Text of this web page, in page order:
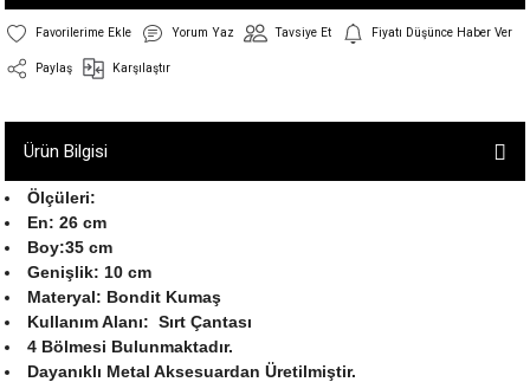
Yorum Yaz Tavsiye Et Fiyatı Düşünce Haber Ver
Paylaş Karşılaştır
Ürün Bilgisi
Ölçüleri:
En: 26 cm
Boy:35 cm
Genişlik: 10 cm
Materyal: Bondit Kumaş
Kullanım Alanı: Sırt Çantası
4 Bölmesi Bulunmaktadır.
Dayanıklı Metal Aksesuardan Üretilmiştir.